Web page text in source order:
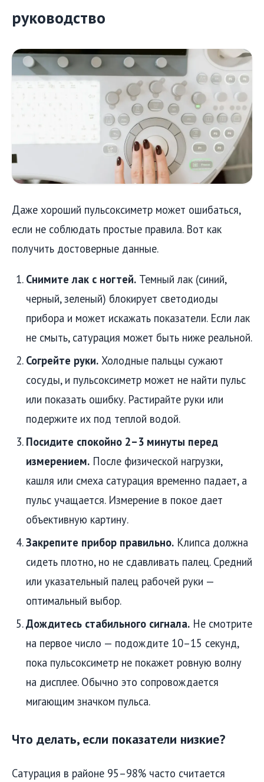
руководство
Даже хороший пульсоксиметр может ошибаться,
если не соблюдать простые правила. Вот как
получить достоверные данные.
Снимите лак с ногтей. Темный лак (синий,
черный, зеленый) блокирует светодиоды
прибора и может искажать показатели. Если лак
не смыть, сатурация может быть ниже реальной.
Согрейте руки. Холодные пальцы сужают
сосуды, и пульсоксиметр может не найти пульс
или показать ошибку. Растирайте руки или
подержите их под теплой водой.
Посидите спокойно 2–3 минуты перед
измерением. После физической нагрузки,
кашля или смеха сатурация временно падает, а
пульс учащается. Измерение в покое дает
объективную картину.
Закрепите прибор правильно. Клипса должна
сидеть плотно, но не сдавливать палец. Средний
или указательный палец рабочей руки —
оптимальный выбор.
Дождитесь стабильного сигнала. Не смотрите
на первое число — подождите 10–15 секунд,
пока пульсоксиметр не покажет ровную волну
на дисплее. Обычно это сопровождается
мигающим значком пульса.
Что делать, если показатели низкие?
Сатурация в районе 95–98% часто считается